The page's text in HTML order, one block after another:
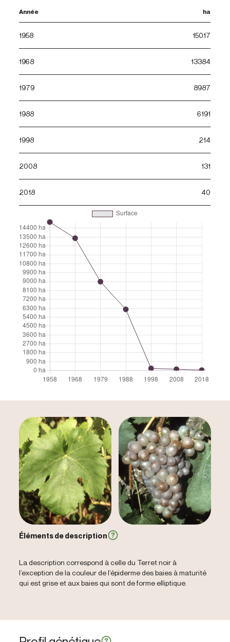
Année ha
1958 15017
1968 13384
1979 8987
1988 6191
1998 214
2008 131
2018 40
Éléments de description
La description correspond à celle du Terret noir à
l’exception de la couleur de l’épiderme des baies à maturité
qui est grise et aux baies qui sont de forme elliptique.